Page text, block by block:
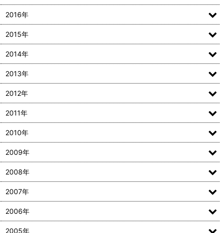
2016年
2015年
2014年
2013年
2012年
2011年
2010年
2009年
2008年
2007年
2006年
2005年